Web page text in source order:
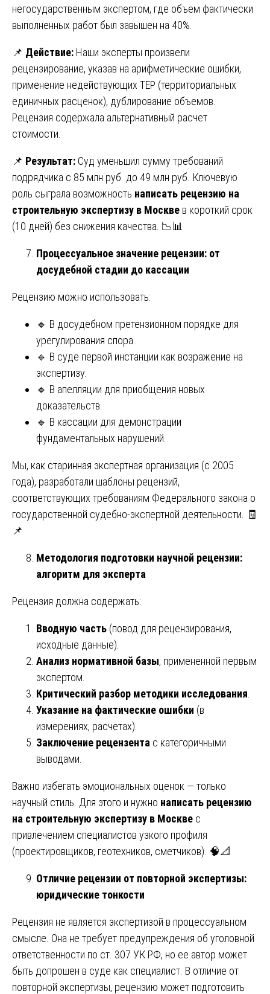
негосударственным экспертом, где объем фактически
выполненных работ был завышен на 40%.
📌 Действие: Наши эксперты произвели
рецензирование, указав на арифметические ошибки,
применение недействующих ТЕР (территориальных
единичных расценок), дублирование объемов.
Рецензия содержала альтернативный расчет
стоимости.
📌 Результат: Суд уменьшил сумму требований
подрядчика с 85 млн руб. до 49 млн руб. Ключевую
роль сыграла возможность написать рецензию на
строительную экспертизу в Москве в короткий срок
(10 дней) без снижения качества. 📉📊
Процессуальное значение рецензии: от
досудебной стадии до кассации
Рецензию можно использовать:
🔹 В досудебном претензионном порядке для
урегулирования спора.
🔹 В суде первой инстанции как возражение на
экспертизу.
🔹 В апелляции для приобщения новых
доказательств.
🔹 В кассации для демонстрации
фундаментальных нарушений.
Мы, как старинная экспертная организация (с 2005
года), разработали шаблоны рецензий,
соответствующих требованиям Федерального закона о
государственной судебно-экспертной деятельности. 🧾
📌
Методология подготовки научной рецензии:
алгоритм для эксперта
Рецензия должна содержать:
Вводную часть (повод для рецензирования,
исходные данные).
Анализ нормативной базы, примененной первым
экспертом.
Критический разбор методики исследования
Указание на фактические ошибки (в
измерениях, расчетах).
Заключение рецензента с категоричными
выводами.
Важно избегать эмоциональных оценок — только
научный стиль. Для этого и нужно написать рецензию
на строительную экспертизу в Москве с
привлечением специалистов узкого профиля
(проектировщиков, геотехников, сметчиков). 🧠📐
Отличие рецензии от повторной экспертизы:
юридические тонкости
Рецензия не является экспертизой в процессуальном
смысле. Она не требует предупреждения об уголовной
ответственности по ст. 307 УК РФ, но ее автор может
быть допрошен в суде как специалист. В отличие от
повторной экспертизы, рецензию может подготовить